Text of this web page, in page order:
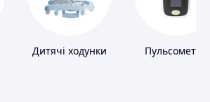
Дитячі ходунки Пульсометри